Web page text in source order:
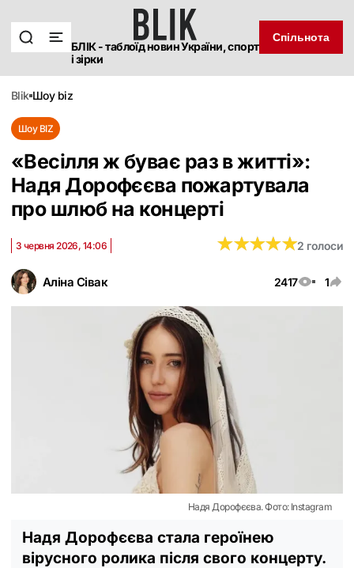
БЛІК - таблоїд новин України, спорт
і зірки
Спільнота
blik шоу biz
Шоу BIZ
«Весілля ж буває раз в житті»:
Надя Дорофєєва пожартувала
про шлюб на концерті
Аліна Сівак 2417 1
3 червня 2026, 14:06 ★★★★★
★★★★★2 голоси
Надя Дорофєєва. Фото: Instagram
Надя Дорофєєва стала героїнею
вірусного ролика після свого концерту.